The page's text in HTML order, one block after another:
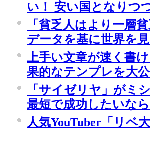
い！ 安い国となりつ
「貧乏人はより一層
データを基に世界を
上手い文章が速く書
果的なテンプレを大
「サイゼリヤ」がミ
最短で成功したいな
人気YouTuber「リベ